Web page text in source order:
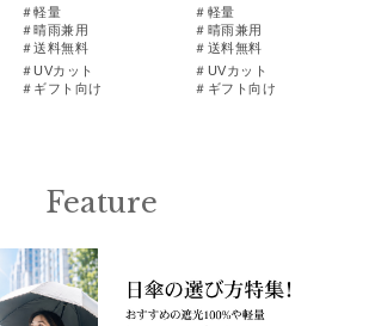
＃軽量
＃晴雨兼用
＃送料無料
＃UVカット
＃ギフト向け
＃軽量
＃晴雨兼用
＃送料無料
＃UVカット
＃ギフト向け
Feature